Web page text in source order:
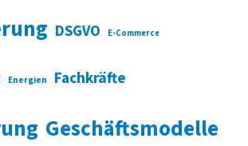
DSGVO E-Commerce
Energien Fachkräfte
Geschäftsmodelle